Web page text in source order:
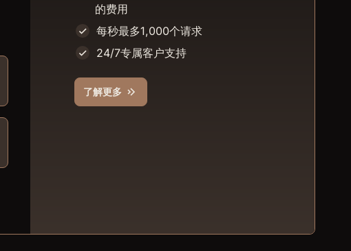
的费用
每秒最多1,000个请求
24/7专属客户支持
了解更多